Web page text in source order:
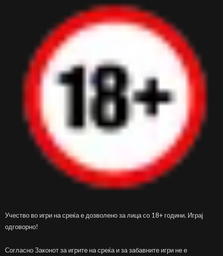
Учество во игри на среќа е дозволено за лица со 18+ години. Играј
одговорно!
Согласно Законот за игрите на среќа и за забавните игри не е